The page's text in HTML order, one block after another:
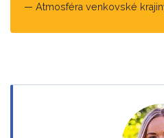
Atmosféra venkovské